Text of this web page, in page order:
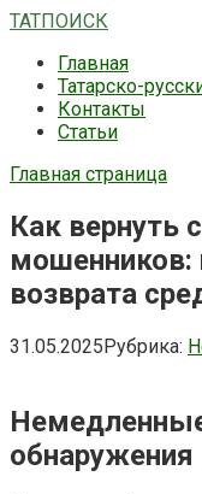
Перейти
контенту
ТАТПОИСК
Главная
Татарско-
Контакты
Статьи
Главная страница
Как вернуть
мошенников:
возврата
31.05.2025Рубрика: